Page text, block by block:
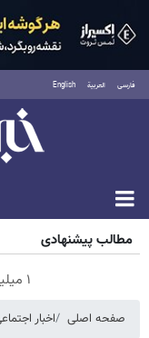
فارسی العربية English
شنبه
مطالب پیشنهادی
۱ میلیارد اعتبار خرید طلا | بدون ضامن و چک
صفحه اصلی اخبار